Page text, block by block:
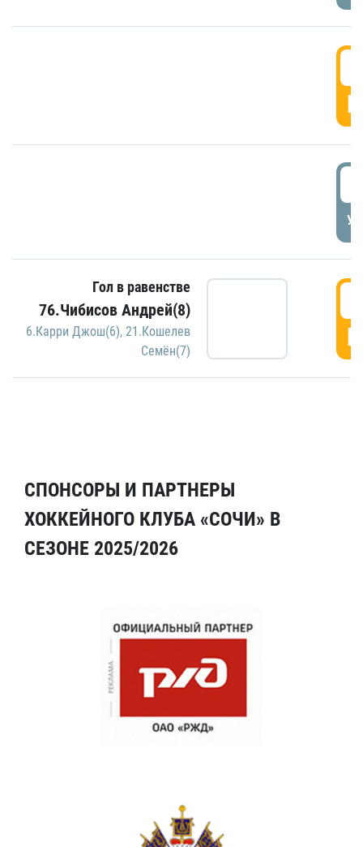
Гол в равенстве
76.Чибисов Андрей(8)
6.Карри Джош(6), 21.Кошелев
Семён(7)
СПОНСОРЫ И ПАРТНЕРЫ
ХОККЕЙНОГО КЛУБА «СОЧИ» В
СЕЗОНЕ 2025/2026